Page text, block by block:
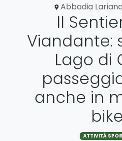
Abbadia Lariana
Il
Viandante:
Lago di
anche in
ATTIVITÀ